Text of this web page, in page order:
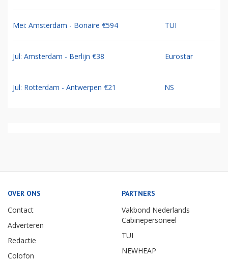
Mei: Amsterdam - Bonaire €594 TUI
Jul: Amsterdam - Berlijn €38 Eurostar
Jul: Rotterdam - Antwerpen €21 NS
OVER ONS
Contact
Adverteren
Redactie
Colofon
PARTNERS
Vakbond Nederlands
Cabinepersoneel
TUI
NEWHEAP